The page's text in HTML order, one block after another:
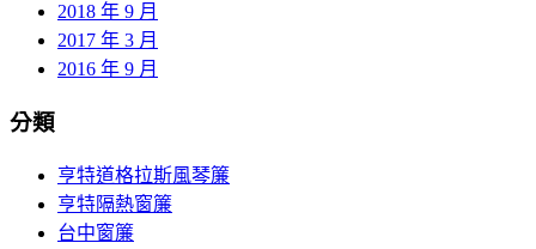
2018 年 9 月
2017 年 3 月
2016 年 9 月
分類
亨特道格拉斯風琴簾
亨特隔熱窗簾
台中窗簾